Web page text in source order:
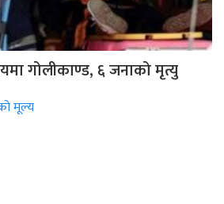
गोलीकाण्ड, ६ जनाको मृत्यु